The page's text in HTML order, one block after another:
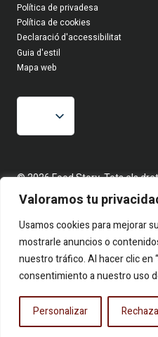
Valoramos tu
Usamos cookies para mejorar
mostrarle anuncios o
nuestro tráfico. Al hacer clic en
consentimiento a nuestro uso
Personalizar
Política de privadesa
Política de cookies
Declaració d'accessibilitat
Guia d'estil
Mapa web
© 2026 Food Story, Tots els
independent. Les firmes
pseudònim. Continguts
públiques.